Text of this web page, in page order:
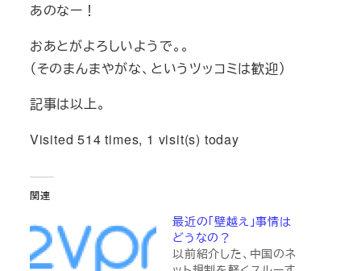
あのなー！
おあとがよろしいようで。。
（そのまんまやがな、というツッコミは歓迎）
記事は以上。
Visited 514 times, 1 visit(s) today
関連
最近の「壁越え」事情は
どうなの？
以前紹介した、中国のネ